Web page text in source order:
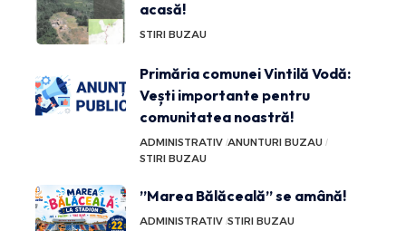
acasă!
STIRI BUZAU
Primăria comunei Vintilă Vodă:
Vești importante pentru
comunitatea noastră!
ADMINISTRATIV ANUNTURI BUZAU
STIRI BUZAU
”Marea Bălăceală” se amână!
ADMINISTRATIV STIRI BUZAU